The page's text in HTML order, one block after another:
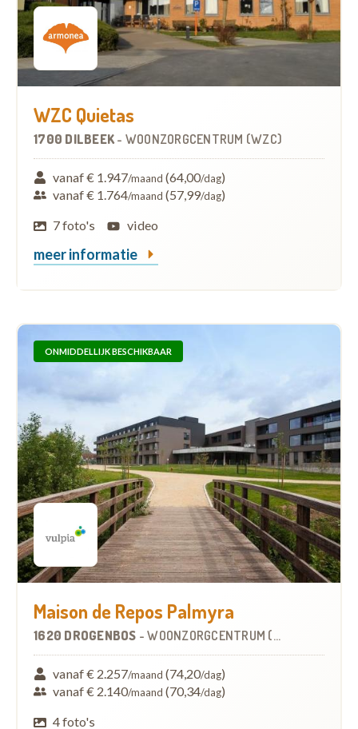
WZC Quietas
1700 DILBEEK- WOONZORGCENTRUM (WZC)
vanaf € 1.947/maand (64,00/dag)
vanaf € 1.764/maand (57,99/dag)
7 foto's
video
meer informatie
ONMIDDELLIJK BESCHIKBAAR
Maison de Repos Palmyra
1620 DROGENBOS -WOONZORGCENTRUM (WZC)
vanaf € 2.257/maand (74,20/dag)
vanaf € 2.140/maand (70,34/dag)
4 foto's